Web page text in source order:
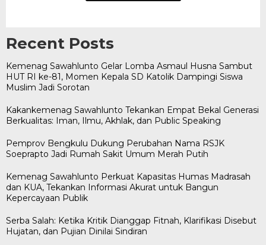
Recent Posts
Kemenag Sawahlunto Gelar Lomba Asmaul Husna Sambut
HUT RI ke-81, Momen Kepala SD Katolik Dampingi Siswa
Muslim Jadi Sorotan
Kakankemenag Sawahlunto Tekankan Empat Bekal Generasi
Berkualitas: Iman, Ilmu, Akhlak, dan Public Speaking
Pemprov Bengkulu Dukung Perubahan Nama RSJK
Soeprapto Jadi Rumah Sakit Umum Merah Putih
Kemenag Sawahlunto Perkuat Kapasitas Humas Madrasah
dan KUA, Tekankan Informasi Akurat untuk Bangun
Kepercayaan Publik
Serba Salah: Ketika Kritik Dianggap Fitnah, Klarifikasi Disebut
Hujatan, dan Pujian Dinilai Sindiran